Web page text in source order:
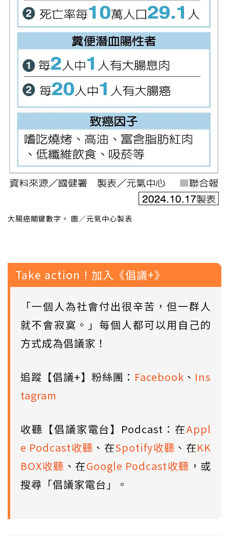
大腸癌關鍵數字。 圖／元氣中心製表
Take action！加入《倡議+》
「一個人為社會付出很辛苦，但一群人
就不會寂寞。」每個人都可以用自己的
方式成為倡議家！
追蹤【倡議+】粉絲團： Facebook 、 Ins
tagram
收聽【倡議家電台】Podcast：在Appl
e Podcast收聽 、在Spotify收聽 、在KK
BOX收聽 、在Google Podcast收聽 ，或
搜尋「倡議家電台」。